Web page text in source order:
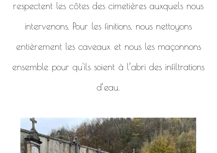
respectent les côtes des cimetières auxquels nous
intervenons. Pour les finitions, nous nettoyons
entièrement les caveaux et nous les maçonnons
ensemble pour qu'ils soient à l’abri des infiltrations
d’eau.